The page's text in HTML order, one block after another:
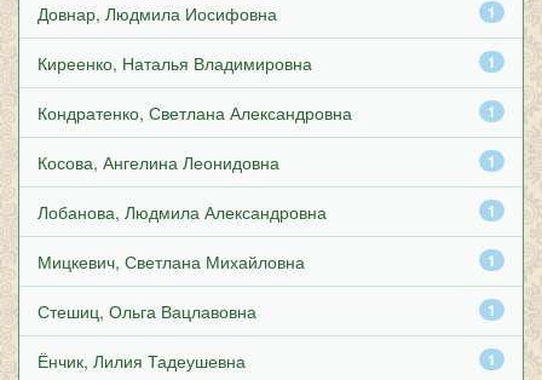
1
Довнар, Людмила Иосифовна
1
Киреенко, Наталья Владимировна
1
Кондратенко, Светлана Александровна
1
Косова, Ангелина Леонидовна
1
Лобанова, Людмила Александровна
1
Мицкевич, Светлана Михайловна
1
Стешиц, Ольга Вацлавовна
1
Ёнчик, Лилия Тадеушевна